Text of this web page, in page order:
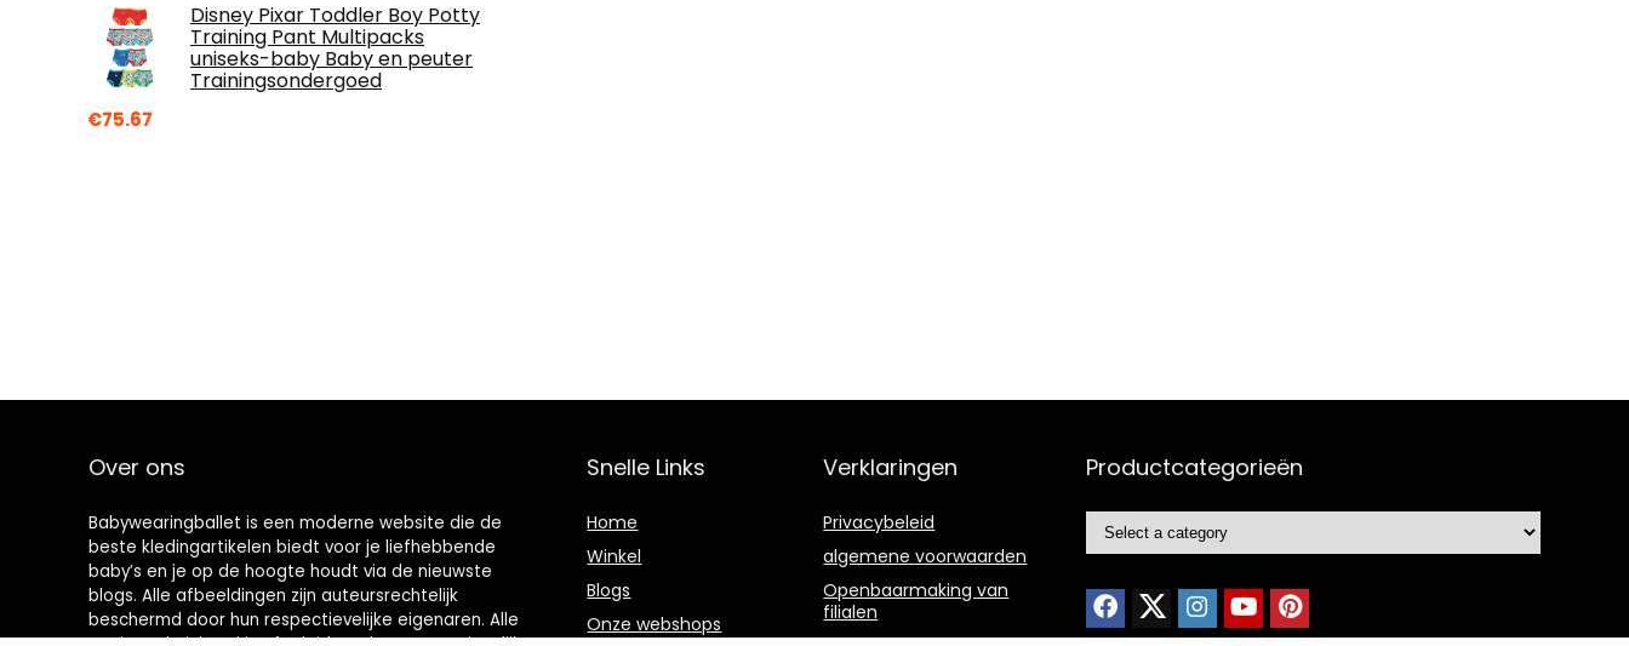
Disney Pixar Toddler Boy Potty
Training Pant Multipacks
uniseks-baby Baby en peuter
Trainingsondergoed
€75.67
Over ons
Babywearingballet is een moderne website die de
beste kledingartikelen biedt voor je liefhebbende
baby’s en je op de hoogte houdt via de nieuwste
blogs. Alle afbeeldingen zijn auteursrechtelijk
beschermd door hun respectievelijke eigenaren. Alle
Snelle Links
Home
Winkel
Blogs
Onze webshops
Verklaringen
Privacybeleid
algemene voorwaarden
Openbaarmaking van
filialen
Productcategorieën